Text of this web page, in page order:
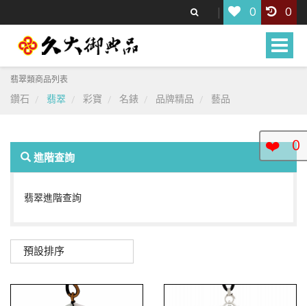
0 0
Toggle
翡翠類商品列表
鑽石 翡翠 彩寶 名錶 品牌精品 藝品
進階查詢
翡翠進階查詢
預設排序
❤️ 0